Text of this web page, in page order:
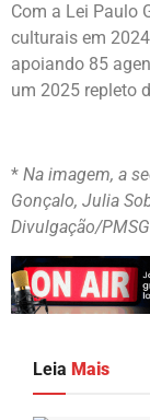
Com a Lei Paulo
culturais em
apoiando 85
um 2025 repleto
* Na imagem, a
Gonçalo, Julia
Divulgação/PMSG
Leia Mais